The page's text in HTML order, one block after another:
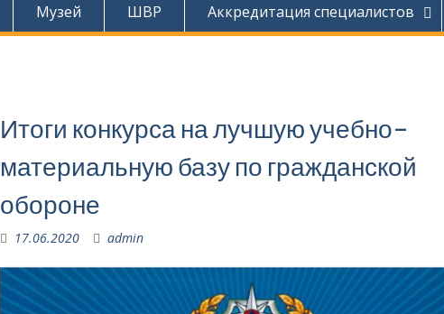
Музей ШВР Аккредитация специалистов
Итоги конкурса на лучшую учебно-
материальную базу по гражданской
обороне
17.06.2020 admin